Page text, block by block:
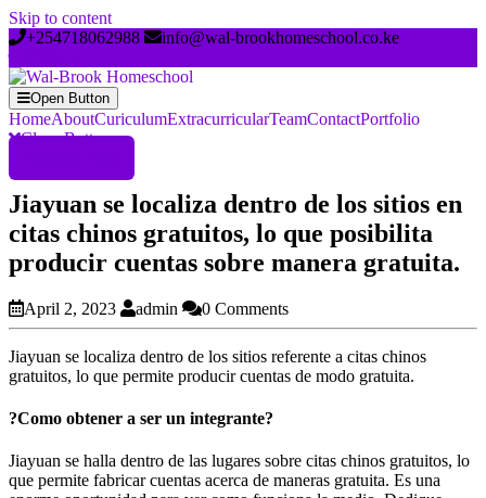
Skip to content
+254718062988
info@wal-brookhomeschool.co.ke
Open Button
HomeAboutCuriculumExtracurricularTeamContactPortfolio
Close Button
Jiayuan se localiza dentro de los sitios en
citas chinos gratuitos, lo que posibilita
producir cuentas sobre manera gratuita.
April 2, 2023 admin 0 Comments
Jiayuan se localiza dentro de los sitios referente a citas chinos
gratuitos, lo que permite producir cuentas de modo gratuita.
?Como obtener a ser un integrante?
Jiayuan se halla dentro de las lugares sobre citas chinos gratuitos, lo
que permite fabricar cuentas acerca de maneras gratuita. Es una